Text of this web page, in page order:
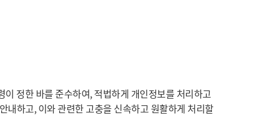
정한 바를 준수하여, 적법하게 개인정보를 처리하고
하고, 이와 관련한 고충을 신속하고 원활하게 처리할